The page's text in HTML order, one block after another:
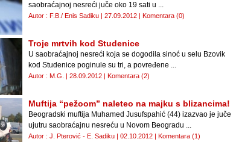
saobraćajnoj nesreći juče oko 19 sati u ...
Autor : F.B./ Enis Sadiku | 27.09.2012 | Komentara (0)
Troje mrtvih kod Studenice
U saobraćajnoj nesreći koja se dogodila sinoć u selu Bzovik
kod Studenice poginule su tri, a povređene ...
Autor : M.G. | 28.09.2012 | Komentara (2)
Muftija “pežoom” naleteo na majku s blizancima!
Beogradski muftija Muhamed Jusufspahić (44) izazvao je juče
ujutru saobraćajnu nesreću u Novom Beogradu ...
Autor : J. Pterović - E. Sadiku | 02.10.2012 | Komentara (1)